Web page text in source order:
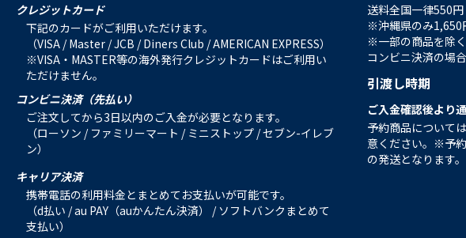
クレジットカード
下記のカードがご利用いただけます。
（VISA / Master / JCB / Diners Club / AMERICAN EXPRESS）
※VISA・MASTER等の海外発行クレジットカードはご利用い
ただけません。
コンビニ決済（先払い）
ご注文してから3日以内のご入金が必要となります。
（ローソン / ファミリーマート / ミニストップ / セブン-イレブ
ン）
キャリア決済
携帯電話の利用料金とまとめてお支払いが可能です。
（d払い / au PAY（auかんたん決済） / ソフトバンクまとめて
支払い）
送料全国一律550
※沖縄県のみ1,650
※一部の商品を除く
コンビニ決済の場
引渡し時期
ご入金確認後より
予約商品について
意ください。※予
の発送となります。